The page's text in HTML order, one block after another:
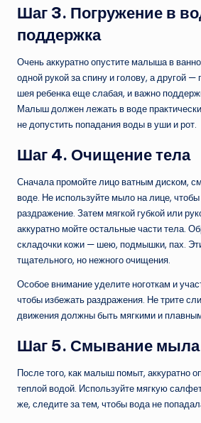
Шаг 3. Погружение в
поддержка
Очень аккуратно опустите малыша в
одной рукой за спину и голову, а другой
шея ребенка еще слабая, и важно
Малыш должен лежать в воде
не допустить попадания воды в уши и рот.
Шаг 4. Очищение тела
Сначала промойте лицо ватным диском,
воде. Не используйте мыло на лице,
раздражение. Затем мягкой губкой или
аккуратно мойте остальные части тела.
складочки кожи — шею, подмышки, пах.
тщательного, но нежного очищения.
Особое внимание уделите ноготкам и
чтобы избежать раздражения. Не трите
движения должны быть мягкими и
Шаг 5. Смывание мыла
После того, как малыш помыт, аккуратно
теплой водой. Используйте мягкую
же, следите за тем, чтобы вода не